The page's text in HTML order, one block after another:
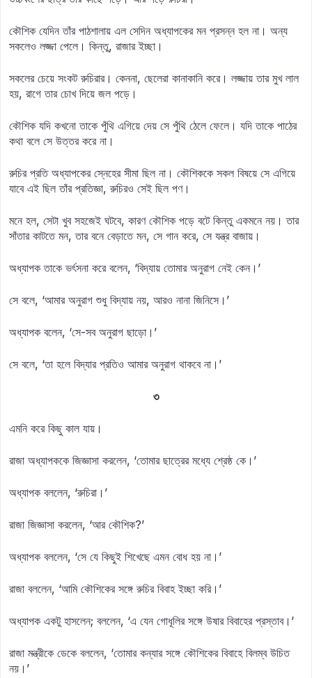
কৌশিক যেদিন তাঁর পাঠশালায় এল সেদিন অধ্যাপকের মন প্রসন্ন হল না। অন্য
সকলেও লজ্জা পেলে। কিন্তু, রাজার ইচ্ছা।
সকলের চেয়ে সংকট রুচিরার। কেননা, ছেলেরা কানাকানি করে। লজ্জায় তার মুখ লাল
হয়, রাগে তার চোখ দিয়ে জল পড়ে।
কৌশিক যদি কখনো তাকে পুঁথি এগিয়ে দেয় সে পুঁথি ঠেলে ফেলে। যদি তাকে পাঠের
কথা বলে সে উত্তর করে না।
রুচির প্রতি অধ্যাপকের স্নেহের সীমা ছিল না। কৌশিককে সকল বিষয়ে সে এগিয়ে
যাবে এই ছিল তাঁর প্রতিজ্ঞা, রুচিরও সেই ছিল পণ।
মনে হল, সেটা খুব সহজেই ঘটবে, কারণ কৌশিক পড়ে বটে কিন্তু একমনে নয়। তার
সাঁতার কাটতে মন, তার বনে বেড়াতে মন, সে গান করে, সে যন্ত্র বাজায়।
অধ্যাপক তাকে ভর্ৎসনা করে বলেন, ‘বিদ্যায় তোমার অনুরাগ নেই কেন।’
সে বলে, ‘আমার অনুরাগ শুধু বিদ্যায় নয়, আরও নানা জিনিসে।’
অধ্যাপক বলেন, ‘সে-সব অনুরাগ ছাড়ো।’
সে বলে, ‘তা হলে বিদ্যার প্রতিও আমার অনুরাগ থাকবে না।’
৩
এমনি করে কিছু কাল যায়।
রাজা অধ্যাপককে জিজ্ঞাসা করলেন, ‘তোমার ছাত্রের মধ্যে শ্রেষ্ঠ কে।’
অধ্যাপক বললেন, ‘রুচিরা।’
রাজা জিজ্ঞাসা করলেন, ‘আর কৌশিক?’
অধ্যাপক বললেন, ‘সে যে কিছুই শিখেছে এমন বোধ হয় না।’
রাজা বললেন, ‘আমি কৌশিকের সঙ্গে রুচির বিবাহ ইচ্ছা করি।’
অধ্যাপক একটু হাসলেন; বললেন, ‘এ যেন গোধূলির সঙ্গে উষার বিবাহের প্রস্তাব।’
রাজা মন্ত্রীকে ডেকে বললেন, ‘তোমার কন্যার সঙ্গে কৌশিকের বিবাহে বিলম্ব উচিত
নয়।’